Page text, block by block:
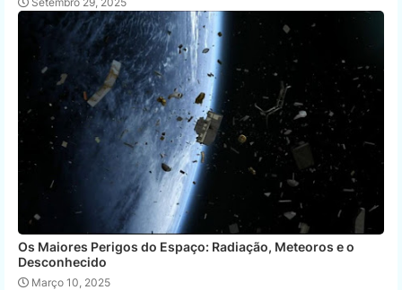
Os Maiores Perigos do Espaço: Radiação, Meteoros e o
Desconhecido
Março 10, 2025